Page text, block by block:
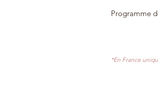
Programme
*En France